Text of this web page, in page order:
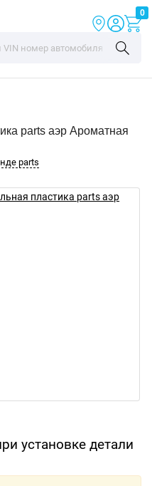
0
parts аэр Ароматная
parts
установке детали